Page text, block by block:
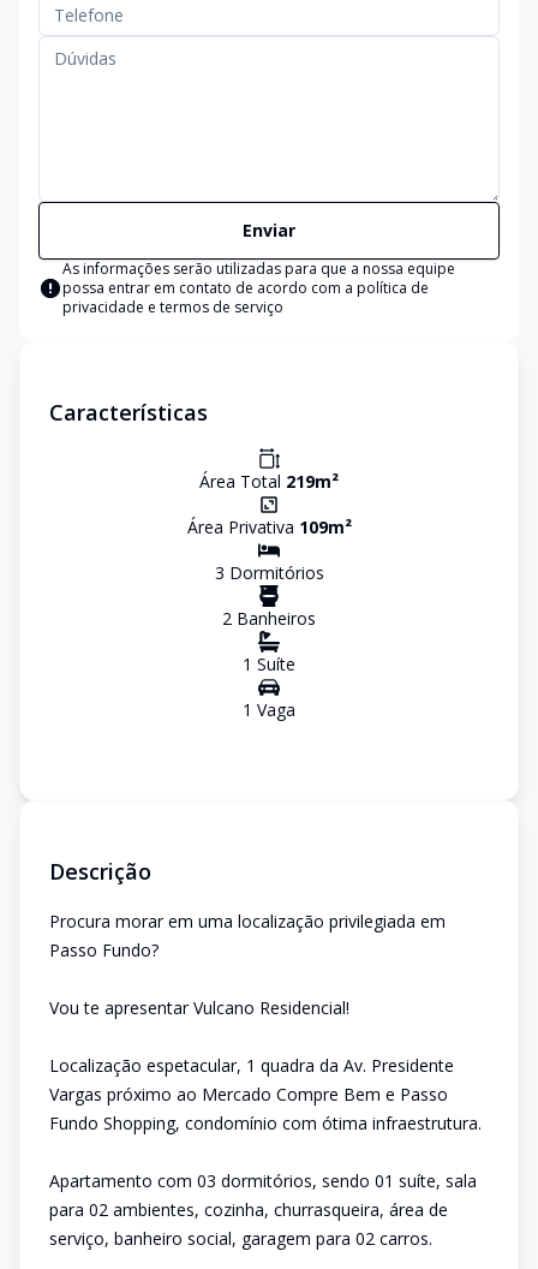
Enviar
As informações serão utilizadas para que a nossa equipe
possa entrar em contato de acordo com a política de
privacidade e termos de serviço
Características
Área Total 219m²
Área Privativa 109m²
3 Dormitórios
2 Banheiros
1 Suíte
1 Vaga
Descrição
Procura morar em uma localização privilegiada em
Passo Fundo?
Vou te apresentar Vulcano Residencial!
Localização espetacular, 1 quadra da Av. Presidente
Vargas próximo ao Mercado Compre Bem e Passo
Fundo Shopping, condomínio com ótima infraestrutura.
Apartamento com 03 dormitórios, sendo 01 suíte, sala
para 02 ambientes, cozinha, churrasqueira, área de
serviço, banheiro social, garagem para 02 carros.